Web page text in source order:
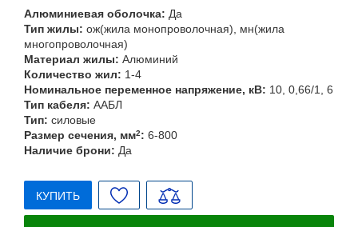
Алюминиевая оболочка: Да
Тип жилы: ож(жила монопроволочная), мн(жила
многопроволочная)
Материал жилы: Алюминий
Количество жил: 1-4
Номинальное переменное напряжение, кВ: 10, 0,66/1, 6
Тип кабеля: ААБЛ
Тип: силовые
Размер сечения, мм2: 6-800
Наличие брони: Да
КУПИТЬ